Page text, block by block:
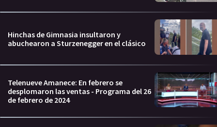
Hinchas de Gimnasia insultaron y
abuchearon a Sturzenegger en el clásico
Telenueve Amanece: En febrero se
desplomaron las ventas - Programa del 26
de febrero de 2024